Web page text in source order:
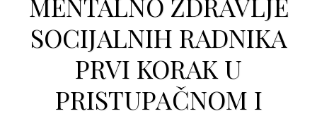
SOCIJALNIH RADNIKA
PRVI KORAK U
PRISTUPAČNOM I